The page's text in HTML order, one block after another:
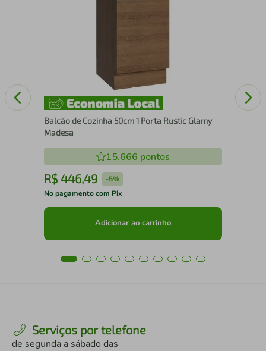
Balcão de Cozinha 50cm 1 Porta Rustic Glamy
Madesa
15.666 pontos
R$ 446,49 -5%
No pagamento com Pix
Adicionar ao carrinho
Serviços por telefone
de segunda a sábado das